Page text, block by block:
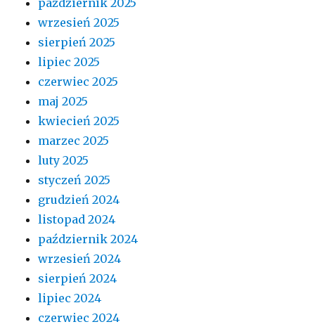
wrzesień 2025
sierpień 2025
lipiec 2025
czerwiec 2025
maj 2025
kwiecień 2025
marzec 2025
luty 2025
styczeń 2025
grudzień 2024
listopad 2024
październik 2024
wrzesień 2024
sierpień 2024
lipiec 2024
czerwiec 2024